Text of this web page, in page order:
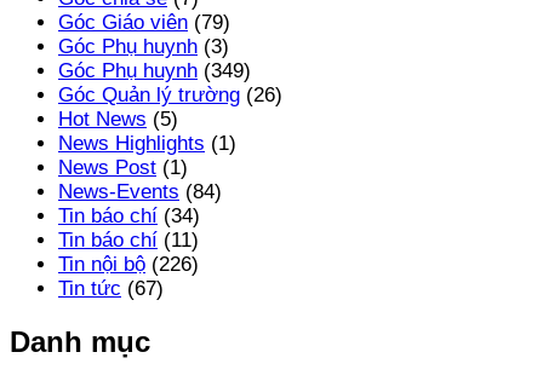
Góc Giáo viên (79)
Góc Phụ huynh (3)
Góc Phụ huynh (349)
Góc Quản lý trường (26)
Hot News (5)
News Highlights (1)
News Post (1)
News-Events (84)
Tin báo chí (34)
Tin báo chí (11)
Tin nội bộ (226)
Tin tức (67)
Danh mục